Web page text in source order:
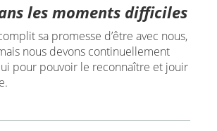
les moments difficiles
sa promesse d’être avec nous,
nous devons continuellement
pour pouvoir le reconnaître et jouir